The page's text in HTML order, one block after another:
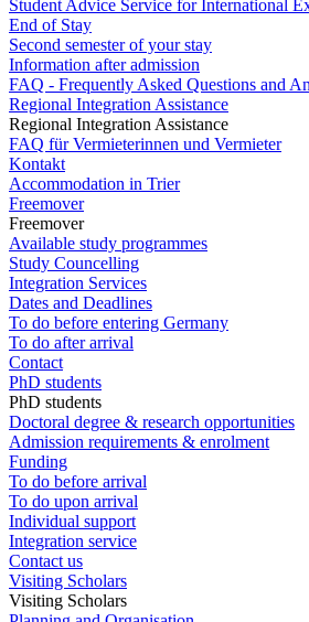
Student Advice Service for International
End of Stay
Second semester of your stay
Information after admission
FAQ - Frequently Asked Questions and
Regional Integration Assistance
Regional Integration Assistance
FAQ für Vermieterinnen und Vermieter
Kontakt
Accommodation in Trier
Freemover
Freemover
Available study programmes
Study Councelling
Integration Services
Dates and Deadlines
To do before entering Germany
To do after arrival
Contact
PhD students
PhD students
Doctoral degree & research opportunities
Admission requirements & enrolment
Funding
To do before arrival
To do upon arrival
Individual support
Integration service
Contact us
Visiting Scholars
Visiting Scholars